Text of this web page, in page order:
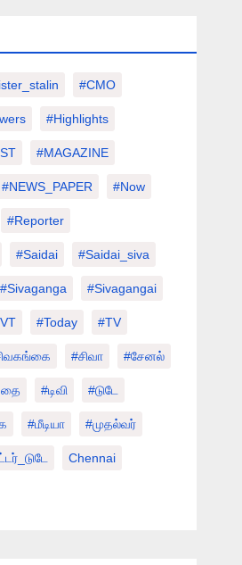
#CMO
#highlights
#MAGAZINE
#NEWS_PAPER #Now
#Reporter
#saidai #saidai_siva
#Sivaganga #sivagangai
#today #TV
#சிவா #சேனல்
#டிவி #டுடே
#மீடியா #முதல்வர்
Chennai